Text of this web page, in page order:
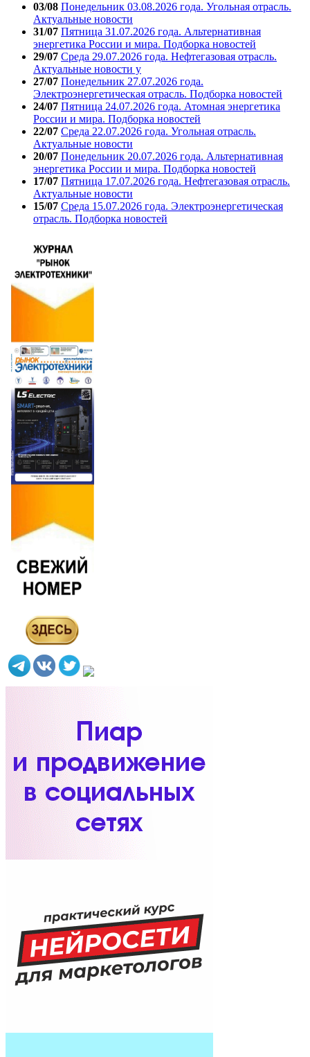
03/08 Понедельник 03.08.2026 года. Угольная отрасль.
Актуальные новости
31/07 Пятница 31.07.2026 года. Альтернативная
энергетика России и мира. Подборка новостей
29/07 Среда 29.07.2026 года. Нефтегазовая отрасль.
Актуальные новости у
27/07 Понедельник 27.07.2026 года.
Электроэнергетическая отрасль. Подборка новостей
24/07 Пятница 24.07.2026 года. Атомная энергетика
России и мира. Подборка новостей
22/07 Среда 22.07.2026 года. Угольная отрасль.
Актуальные новости
20/07 Понедельник 20.07.2026 года. Альтернативная
энергетика России и мира. Подборка новостей
17/07 Пятница 17.07.2026 года. Нефтегазовая отрасль.
Актуальные новости
15/07 Среда 15.07.2026 года. Электроэнергетическая
отрасль. Подборка новостей